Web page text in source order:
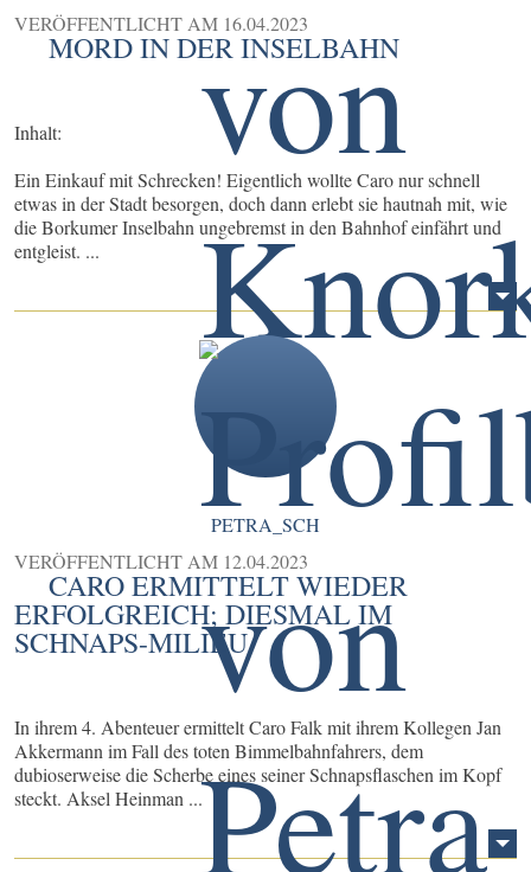
VERÖFFENTLICHT AM 16.04.2023
MORD IN DER INSELBAHN
Inhalt:
Ein Einkauf mit Schrecken! Eigentlich wollte Caro nur schnell
etwas in der Stadt besorgen, doch dann erlebt sie hautnah mit, wie
die Borkumer Inselbahn ungebremst in den Bahnhof einfährt und
entgleist. ...
PETRA_SCH
VERÖFFENTLICHT AM 12.04.2023
CARO ERMITTELT WIEDER
ERFOLGREICH; DIESMAL IM
SCHNAPS-MILIEU
In ihrem 4. Abenteuer ermittelt Caro Falk mit ihrem Kollegen Jan
Akkermann im Fall des toten Bimmelbahnfahrers, dem
dubioserweise die Scherbe eines seiner Schnapsflaschen im Kopf
steckt. Aksel Heinman ...